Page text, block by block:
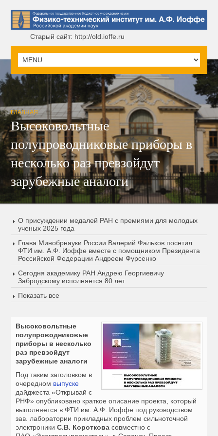
Старый сайт: http://old.ioffe.ru
ГЛАВНАЯ
Высоковольтные
полупроводниковые приборы в
несколько раз превзойдут
зарубежные аналоги
О присуждении медалей РАН с премиями для молодых
ученых 2025 года
Глава Минобрнауки России Валерий Фальков посетил
ФТИ им. А.Ф. Иоффе вместе с помощником Президента
Российской Федерации Андреем Фурсенко
Сегодня академику РАН Андрею Георгиевичу
Забродскому исполняется 80 лет
Показать все
Высоковольтные
полупроводниковые
приборы в несколько
раз превзойдут
зарубежные аналоги
Под таким заголовком в
очередном выпуске
дайджеста «Открывай с
РНФ» опубликовано краткое описание проекта, который
выполняется в ФТИ им. А.Ф. Иоффе под руководством
зав. лаборатории прикладных проблем сильноточной
электроникиС.В. Короткова совместно с